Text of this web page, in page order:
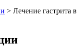
> Лечение гастрита в